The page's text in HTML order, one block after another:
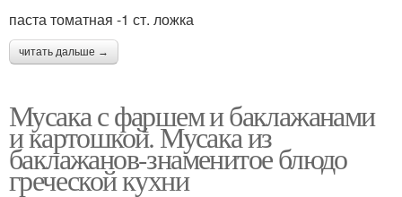
паста томатная -1 ст. ложка
читать дальше →
Мусака с фаршем и баклажанами
и картошкой. Мусака из
баклажанов-знаменитое блюдо
греческой кухни